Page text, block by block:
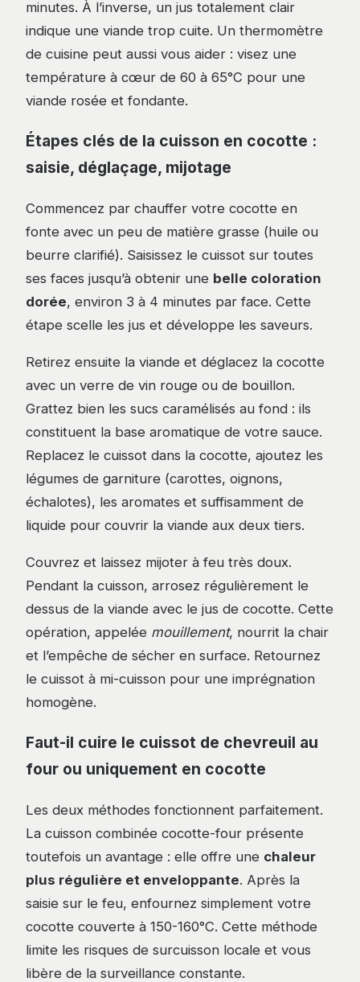
minutes. À l’inverse, un jus totalement clair
indique une viande trop cuite. Un thermomètre
de cuisine peut aussi vous aider : visez une
température à cœur de 60 à 65°C pour une
viande rosée et fondante.
Étapes clés de la cuisson en cocotte :
saisie, déglaçage, mijotage
Commencez par chauffer votre cocotte en
fonte avec un peu de matière grasse (huile ou
beurre clarifié). Saisissez le cuissot sur toutes
ses faces jusqu’à obtenir une belle coloration
dorée, environ 3 à 4 minutes par face. Cette
étape scelle les jus et développe les saveurs.
Retirez ensuite la viande et déglacez la cocotte
avec un verre de vin rouge ou de bouillon.
Grattez bien les sucs caramélisés au fond : ils
constituent la base aromatique de votre sauce.
Replacez le cuissot dans la cocotte, ajoutez les
légumes de garniture (carottes, oignons,
échalotes), les aromates et suffisamment de
liquide pour couvrir la viande aux deux tiers.
Couvrez et laissez mijoter à feu très doux.
Pendant la cuisson, arrosez régulièrement le
dessus de la viande avec le jus de cocotte. Cette
opération, appelée mouillement, nourrit la chair
et l’empêche de sécher en surface. Retournez
le cuissot à mi-cuisson pour une imprégnation
homogène.
Faut-il cuire le cuissot de chevreuil au
four ou uniquement en cocotte
Les deux méthodes fonctionnent parfaitement.
La cuisson combinée cocotte-four présente
toutefois un avantage : elle offre une chaleur
plus régulière et enveloppante. Après la
saisie sur le feu, enfournez simplement votre
cocotte couverte à 150-160°C. Cette méthode
limite les risques de surcuisson locale et vous
libère de la surveillance constante.